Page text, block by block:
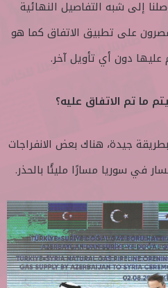
إلى شبه التفاصيل النهائية
على تطبيق الاتفاق كما هو
عليها دون أي تأويل آخر.
ما تم الاتفاق عليه؟
جيدة، هناك بعض الانفراجات
في سوريا مسارًا مليئًا بالحذر.